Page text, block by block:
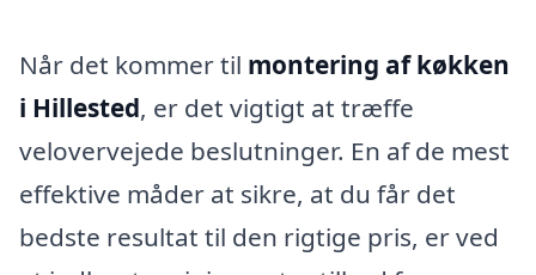
Når det kommer til montering af køkken
i Hillested, er det vigtigt at træffe
velovervejede beslutninger. En af de mest
effektive måder at sikre, at du får det
bedste resultat til den rigtige pris, er ved